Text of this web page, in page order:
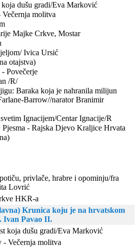
dušu gradi/Eva Marković
molitva
Majke Crkve, Mostar
Ivica Ursić
otajstva)
Povečerje
/R/
Baraka koja je nahranila milijun
Barrow//narator Branimir
Ignacijem/Centar Ignacije/R
- Rajska Djevo Kraljice Hrvata
privlače, hrabre i opominju/fra
Lovrić
HKR-a
Krunica koju je na hrvatskom
Ivan Pavao II.
koja dušu gradi/Eva Marković
- Večernja molitva